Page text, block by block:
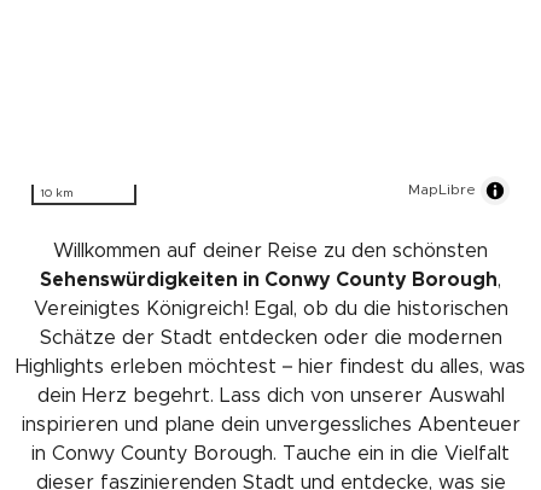
10 km MapLibre
Willkommen auf deiner Reise zu den schönsten
Sehenswürdigkeiten in Conwy County Borough,
Vereinigtes Königreich! Egal, ob du die historischen
Schätze der Stadt entdecken oder die modernen
Highlights erleben möchtest – hier findest du alles, was
dein Herz begehrt. Lass dich von unserer Auswahl
inspirieren und plane dein unvergessliches Abenteuer
in Conwy County Borough. Tauche ein in die Vielfalt
dieser faszinierenden Stadt und entdecke, was sie